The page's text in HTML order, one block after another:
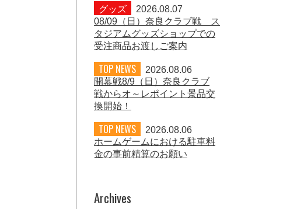
グッズ
2026.08.07
08/09（日）奈良クラブ戦 ス
タジアムグッズショップでの
受注商品お渡しご案内
TOP NEWS
2026.08.06
開幕戦8/9（日）奈良クラブ
戦からオ～レポイント景品交
換開始！
TOP NEWS
2026.08.06
ホームゲームにおける駐車料
金の事前精算のお願い
Archives